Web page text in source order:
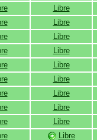
Libre
Libre
Libre
Libre
Libre
Libre
Libre
Libre
Libre
Libre